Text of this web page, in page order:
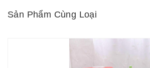
Sản Phẩm Cùng Loại